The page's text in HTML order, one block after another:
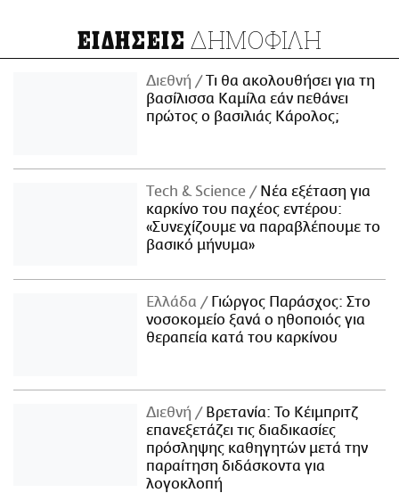
ΕΙΔΗΣΕΙΣ ΔΗΜΟΦΙΛΗ
Διεθνή
Τι θα ακολουθήσει για τη
βασίλισσα Καμίλα εάν πεθάνει
πρώτος ο βασιλιάς Κάρολος;
Τech & Science
Νέα εξέταση για
καρκίνο του παχέος εντέρου:
«Συνεχίζουμε να παραβλέπουμε το
βασικό μήνυμα»
Ελλάδα
Γιώργος Παράσχος: Στο
νοσοκομείο ξανά ο ηθοποιός για
θεραπεία κατά του καρκίνου
Διεθνή
Βρετανία: Το Κέιμπριτζ
επανεξετάζει τις διαδικασίες
πρόσληψης καθηγητών μετά την
παραίτηση διδάσκοντα για
λογοκλοπή